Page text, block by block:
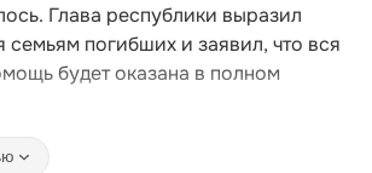
Глава республики выразил
семьям погибших и заявил, что вся
будет оказана в полном